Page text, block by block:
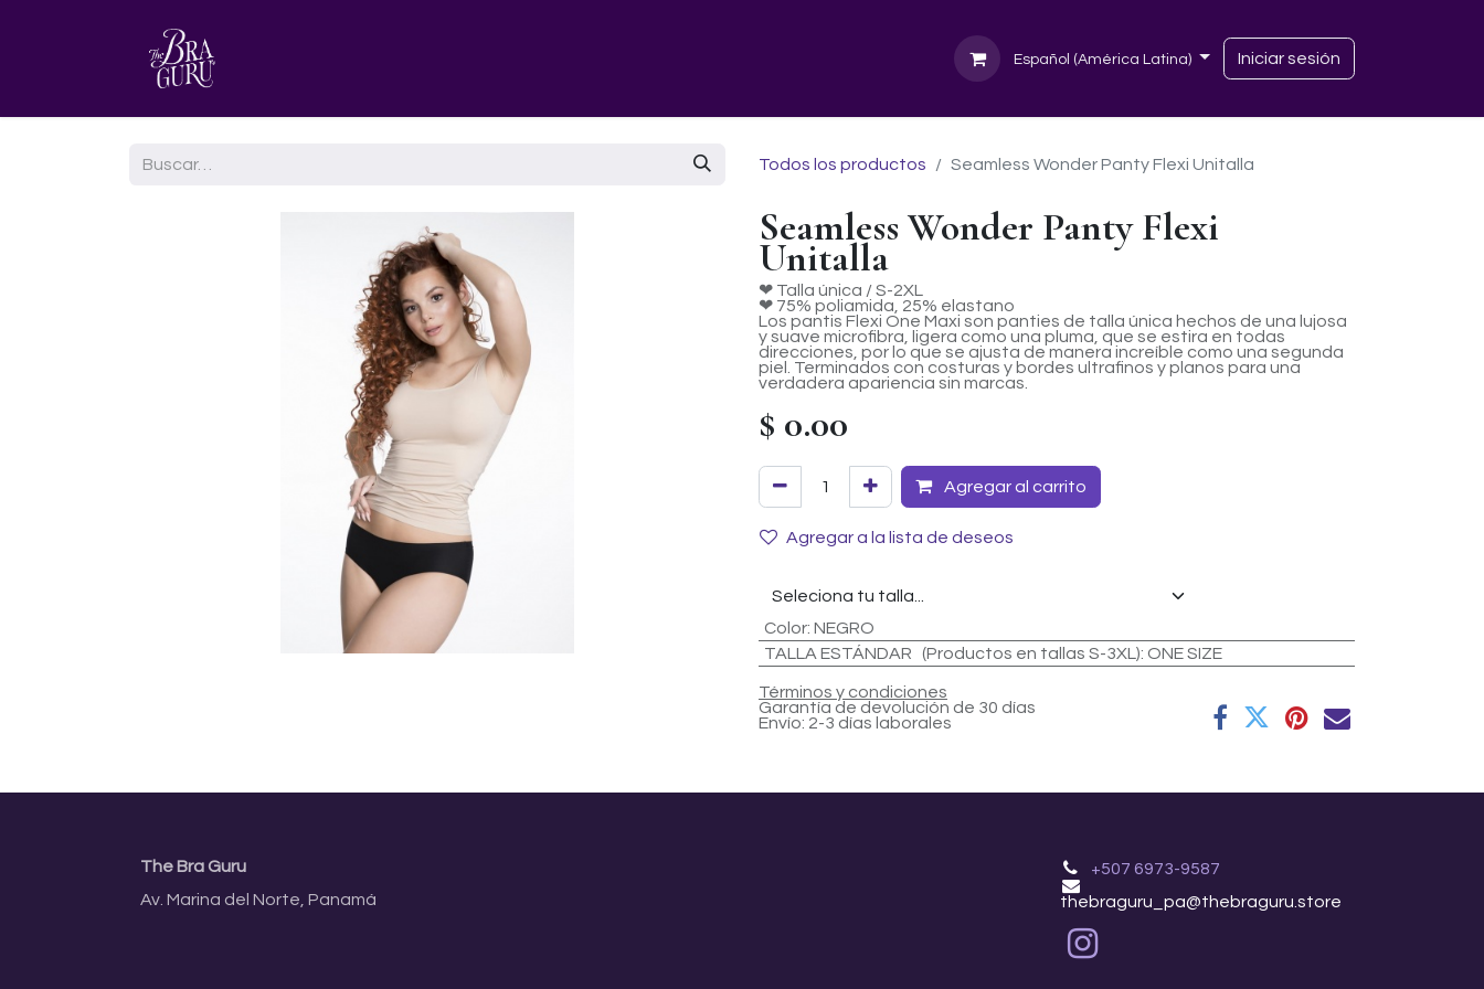
Español (América Latina) Iniciar sesión
Todos los productos Seamless Wonder Panty Flexi Unitalla
Seamless Wonder Panty Flexi
Unitalla
❤ Talla única / S-2XL
❤ 75% poliamida, 25% elastano
Los pantis Flexi One Maxi son panties de talla única hechos de una lujosa
y suave microfibra, ligera como una pluma, que se estira en todas
direcciones, por lo que se ajusta de manera increíble como una segunda
piel. Terminados con costuras y bordes ultrafinos y planos para una
verdadera apariencia sin marcas.
$ 0.00
Agregar al carrito
Agregar a la lista de deseos
Color: NEGRO
TALLA ESTÁNDAR (Productos en tallas S-3XL): ONE SIZE
Términos y condiciones
Garantía de devolución de 30 días
Envío: 2-3 días laborales
+507 6973-9587
thebraguru_pa@thebraguru.store
The Bra Guru
Av. Marina del Norte, Panamá